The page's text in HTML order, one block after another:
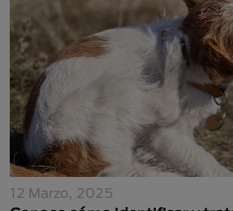
12 Marzo, 2025